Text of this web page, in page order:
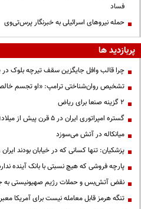
فساد
حمله نیروهای اسرائیلی به خبرنگار پرس‌تی‌وی
پربازدید ها
چرا قالب وافل جایگزین سقف تیرچه بلوک
تشخیص روان‌شناختی ترامپ: «او تجسم
۲ گزینه صنعا برای ریاض
گستره امپراتوری ایران در ۵ قرن پیش از میلاد؛ تصویری از ایران ۲۵ قرن پیش
میانکاله در آتش می‌سوزد
پزشکیان: تنها کسانی که در خیابان بودند
پارچه فروشی که هیچ نسبتی با بانک آینده
نقض آتش‌بس و حملات رژیم صهیونیستی به
تنگه هرمز قابل معامله نیست برای آمریکا معبر